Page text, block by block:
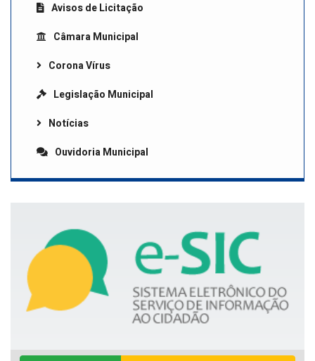
Avisos de Licitação
Câmara Municipal
Corona Vírus
Legislação Municipal
Notícias
Ouvidoria Municipal